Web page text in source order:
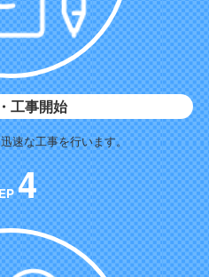
工事開始
速な工事を行います。
4